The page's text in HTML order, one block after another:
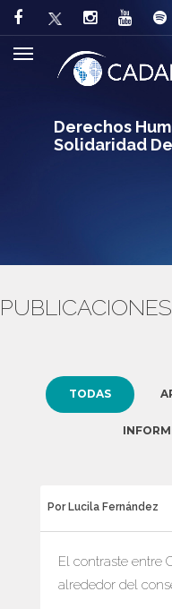
Derechos
Solidaridad
TODAS
Por Lucila Fernández
El contraste entre
alrededor del